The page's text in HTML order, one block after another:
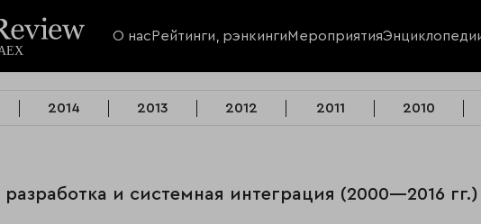
О нас Рейтинги, рэнкингиМероприятия
2014 2013 2012 2011 2010
разработка и системная интеграция (2000—2016 гг.)